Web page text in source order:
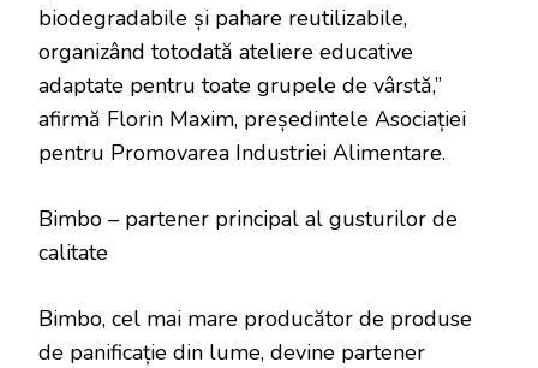
biodegradabile și pahare reutilizabile,
organizând totodată ateliere educative
adaptate pentru toate grupele de vârstă,”
afirmă Florin Maxim, președintele Asociației
pentru Promovarea Industriei Alimentare.
Bimbo – partener principal al gusturilor de
calitate
Bimbo, cel mai mare producător de produse
de panificație din lume, devine partener